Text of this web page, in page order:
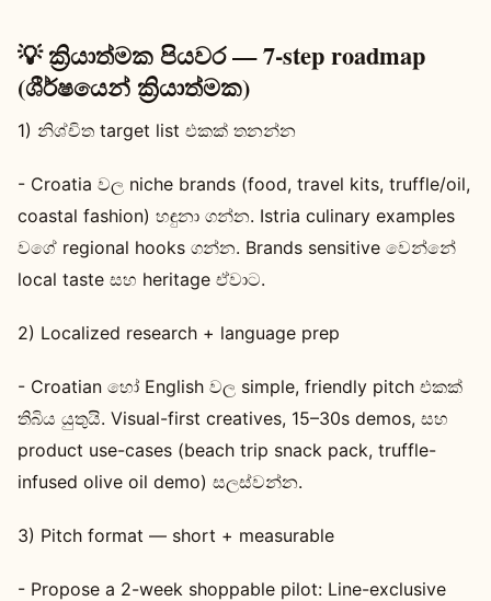
💡 ක්‍රියාත්මක පියවර — 7-step roadmap
(ශීර්ෂයෙන් ක්‍රියාත්මක)
1) නිශ්චිත target list එකක් තනන්න
- Croatia වල niche brands (food, travel kits, truffle/oil,
coastal fashion) හඳුනා ගන්න. Istria culinary examples
වගේ regional hooks ගන්න. Brands sensitive වෙන්නේ
local taste සහ heritage ඒවාට.
2) Localized research + language prep
- Croatian හෝ English වල simple, friendly pitch එකක්
තිබිය යුතුයි. Visual-first creatives, 15–30s demos, සහ
product use-cases (beach trip snack pack, truffle-
infused olive oil demo) සලස්වන්න.
3) Pitch format — short + measurable
- Propose a 2-week shoppable pilot: Line-exclusive